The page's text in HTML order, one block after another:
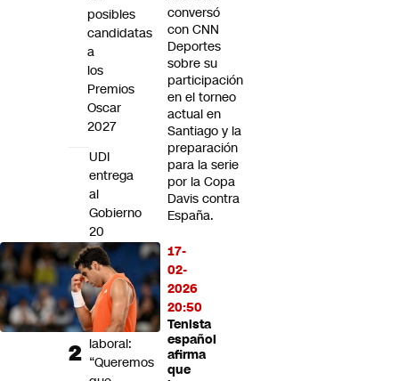
conversó
con CNN
Deportes
sobre su
participación
en el torneo
actual en
Santiago y la
preparación
para la serie
por la Copa
Davis contra
España.
17-
02-
2026
20:50
Tenista
español
afirma
que
posibles
candidatas
a
los
Premios
Oscar
2027
UDI
entrega
al
Gobierno
20
propuestas
para
enfrentar
la
emergencia
laboral:
“Queremos